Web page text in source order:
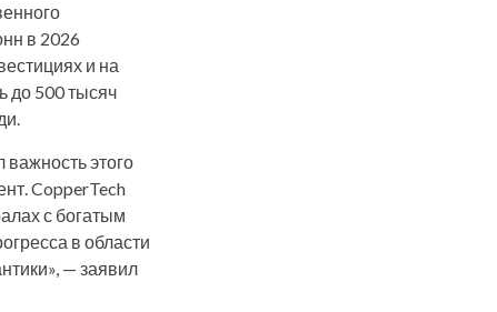
в 2026
и на
до 500 тысяч
этого
CopperTech
с богатым
в области
— заявил